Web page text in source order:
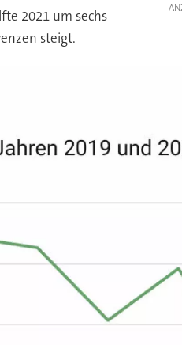
2021 um sechs
steigt.